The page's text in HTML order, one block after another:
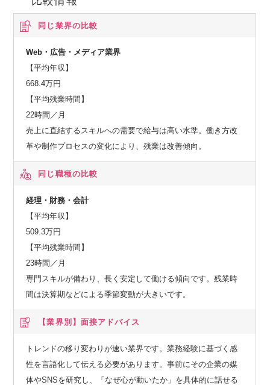
同じ業界の比較
Web・広告・メディア業界
【平均年収】
668.4万円
【平均残業時間】
22時間／月
売上に直結するスキルへの需要で給与は高い水準。働き方改
革や制作プロセスの変化により、残業は改善傾向。
同じ職種の比較
経理・財務・会計
【平均年収】
509.3万円
【平均残業時間】
23時間／月
専門スキルが備わり、長く安定して働ける傾向です。残業時
間は決算期などによる季節変動が大きいです。
【業界別】 面接アドバイス
トレンドの移り変わりが速い業界です。業務経験に基づく感
性を言語化して伝える必要があります。事前にその企業の媒
体やSNSを研究し、「なぜ心が動いたか」を具体的に話せる